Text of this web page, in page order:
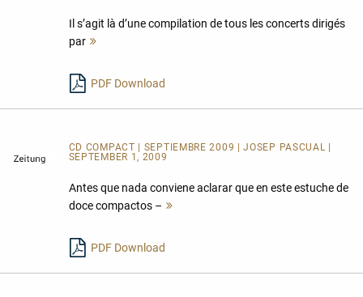
Il s’agit là d’une compilation de tous les concerts dirigés
par
PDF Download
CD COMPACT | SEPTIEMBRE 2009 | JOSEP PASCUAL |
SEPTEMBER 1, 2009
Antes que nada conviene aclarar que en este estuche de
doce compactos –
PDF Download